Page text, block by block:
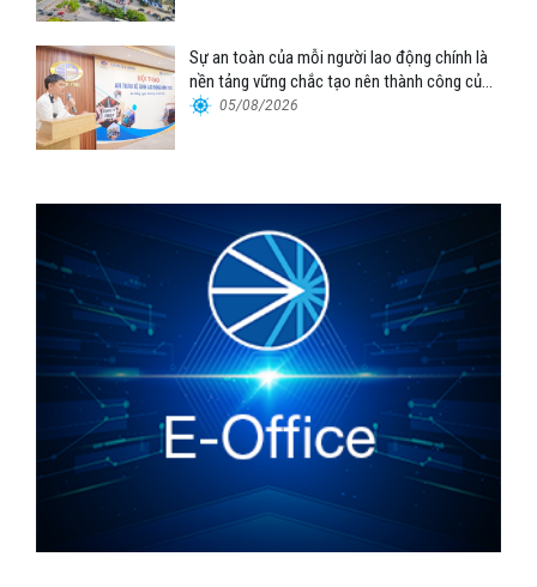
Sự an toàn của mỗi người lao động chính là
nền tảng vững chắc tạo nên thành công của
Cảng Đà Nẵng
05/08/2026